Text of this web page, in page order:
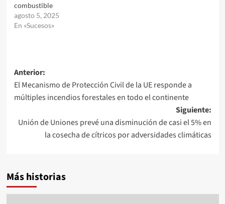
combustible
agosto 5, 2025
En «Sucesos»
Navegación
de
entradas
Anterior:
El Mecanismo de Protección Civil de la UE responde a
múltiples incendios forestales en todo el continente
Siguiente:
Unión de Uniones prevé una disminución de casi el 5% en
la cosecha de cítricos por adversidades climáticas
Más historias